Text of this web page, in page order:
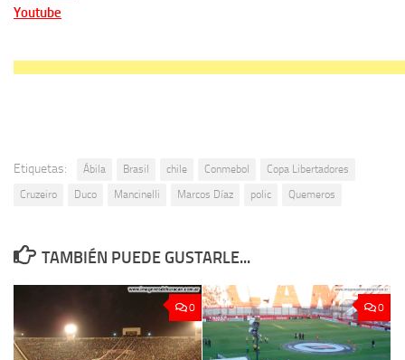
Youtube
Etiquetas: Ábila Brasil chile Conmebol
Copa Libertadores
Cruzeiro
Duco Mancinelli Marcos Díaz polic Quemeros
TAMBIÉN PUEDE GUSTARLE...
0 0